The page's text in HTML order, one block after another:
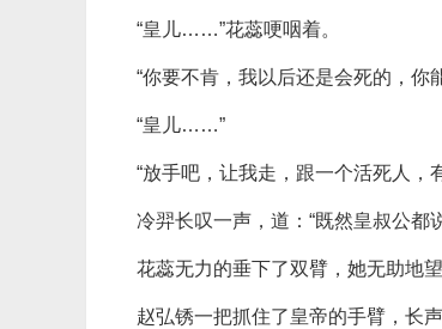
“皇儿……”花蕊哽咽着。
“你要不肯，我以后还是会死的，你
“皇儿……”
“放手吧，让我走，跟一个活死人，
冷羿长叹一声，道：“既然皇叔公
花蕊无力的垂下了双臂，她无助地
赵弘锈一把抓住了皇帝的手臂，长